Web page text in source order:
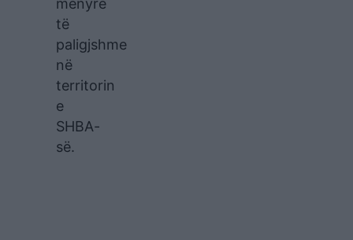
mënyrë
të
paligjshme
në
territorin
e
SHBA-
së.